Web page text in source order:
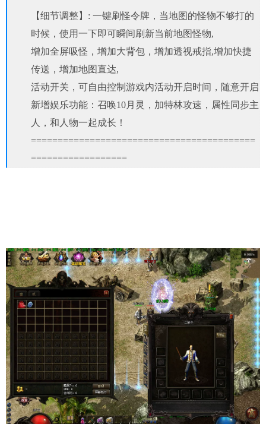
【细节调整】: 一键刷怪令牌，当地图的怪物不够打的
时候，使用一下即可瞬间刷新当前地图怪物,
增加全屏吸怪，增加大背包，增加透视戒指,增加快捷
传送，增加地图直达,
活动开关，可自由控制游戏内活动开启时间，随意开启
新增娱乐功能：召唤10月灵，加特林攻速，属性同步主
人，和人物一起成长！
==========================================
==================